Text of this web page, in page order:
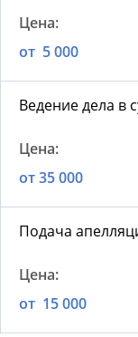
от 5 000
Ведение дела в
от 35 000
Подача
от 15 000